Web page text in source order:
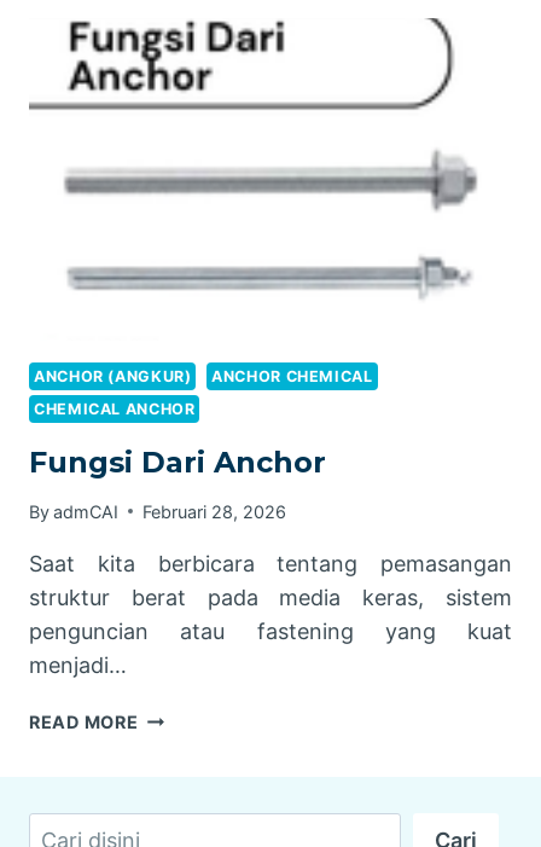
M24
ANCHOR (ANGKUR)
ANCHOR CHEMICAL
CHEMICAL ANCHOR
Fungsi Dari Anchor
ByadmCAI Februari 28, 2026
Saat kita berbicara tentang pemasangan
struktur berat pada media keras, sistem
penguncian atau fastening yang kuat
menjadi…
READ MORE FUNGSI
Cari